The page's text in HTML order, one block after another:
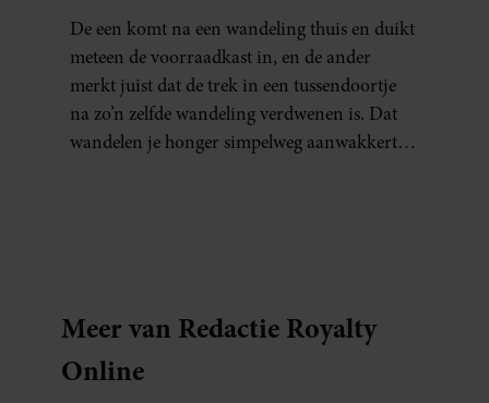
De een komt na een wandeling thuis en duikt
meteen de voorraadkast in, en de ander
merkt juist dat de trek in een tussendoortje
na zo’n zelfde wandeling verdwenen is. Dat
wandelen je honger simpelweg aanwakkert,
Meer van Redactie Royalty
Online